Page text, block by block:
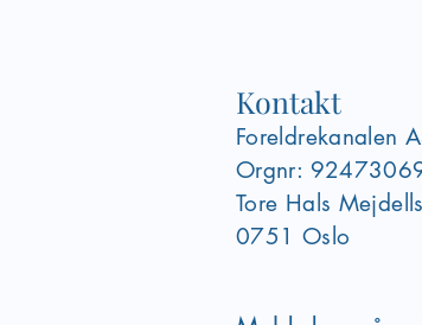
Kontakt
Foreldrekanalen
Orgnr:
Tore Hals
0751 Oslo